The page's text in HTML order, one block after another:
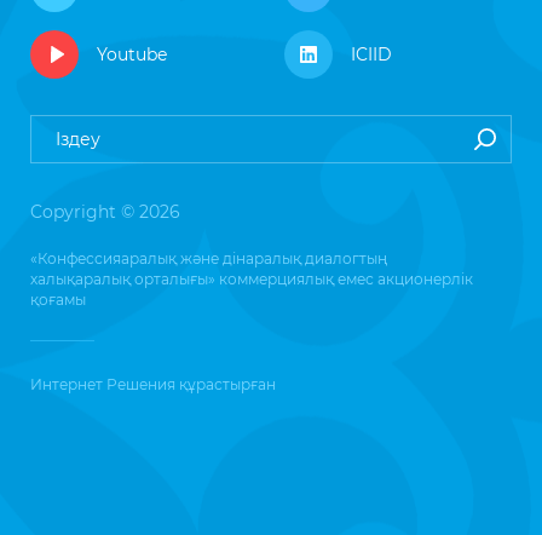
Youtube ICIID
Copyright © 2026
«Конфессияаралық және дінаралық диалогтың
халықаралық орталығы» коммерциялық емес акционерлік
қоғамы
Интернет Решения құрастырған